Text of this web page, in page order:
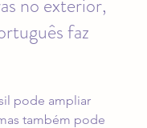
no exterior,
faz
pode ampliar
também pode